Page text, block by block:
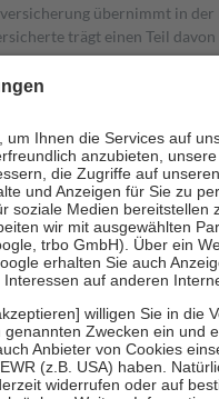
übernimmt in der
trägt einen Teil
Mitglieder Zuzahlungen in
Es sind jedoch nie mehr als
entrichten.
auch für Online-
Krankenpflege
der Kosten sowie zehn
der Versicherten für ihre
Stellung der Familie zu
an bei:
bis zum vollendeten
Vorsorge und